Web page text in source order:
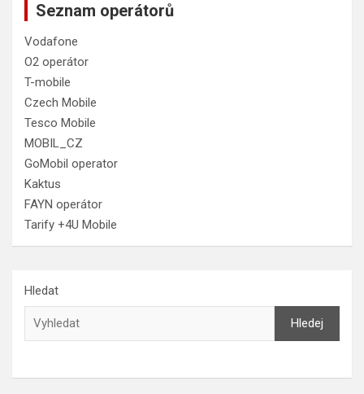
Seznam operátorů
Vodafone
O2 operátor
T-mobile
Czech Mobile
Tesco Mobile
MOBIL_CZ
GoMobil operator
Kaktus
FAYN operátor
Tarify +4U Mobile
Hledat
Hledej